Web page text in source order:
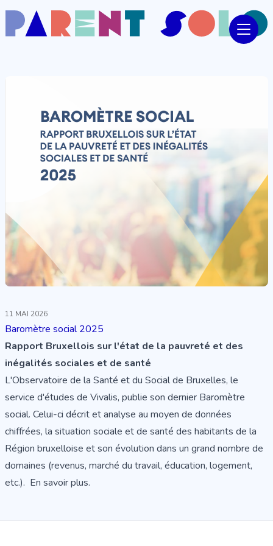
11 MAI 2026
Baromètre social 2025
Rapport Bruxellois sur l'état de la pauvreté et des
inégalités sociales et de santé
L'Observatoire de la Santé et du Social de Bruxelles, le
service d'études de Vivalis, publie son dernier Baromètre
social. Celui-ci décrit et analyse au moyen de données
chiffrées, la situation sociale et de santé des habitants de la
Région bruxelloise et son évolution dans un grand nombre de
domaines (revenus, marché du travail, éducation, logement,
etc.). En savoir plus.